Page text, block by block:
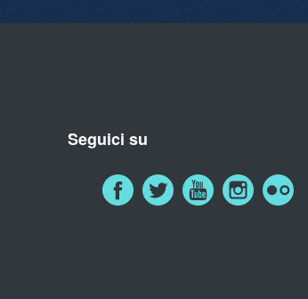
Seguici su